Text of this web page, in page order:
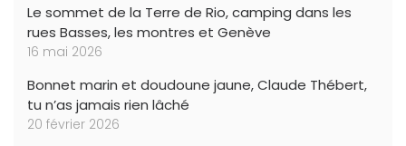
Le sommet de la Terre de Rio, camping dans les
rues Basses, les montres et Genève
16 mai 2026
Bonnet marin et doudoune jaune, Claude Thébert,
tu n’as jamais rien lâché
20 février 2026